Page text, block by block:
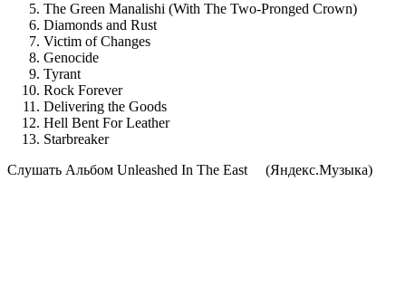
The Green Manalishi (With The Two-Pronged Crown)
Diamonds and Rust
Victim of Changes
Genocide
Tyrant
Rock Forever
Delivering the Goods
Hell Bent For Leather
Starbreaker
Cлушать Альбом Unleashed In The East
(Яндекс.Музыка)